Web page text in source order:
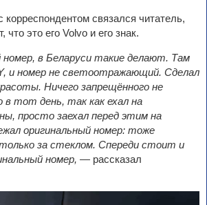
корреспондентом связался читатель,
что это его Volvo и его знак.
в Беларуси такие делают. Там
и номер не светоотражающий. Сделал
Ничего запрещённого не
в тот день, так как ехал на
просто заехал перед этим на
оригинальный номер: тоже
за стеклом. Спереди стоит и
номер, — рассказал